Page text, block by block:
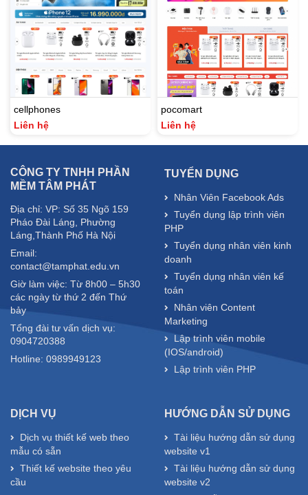
cellphones
Liên hệ
pocomart
Liên hệ
CÔNG TY TNHH PHẦN
MỀM TÂM PHÁT
Địa chỉ: VP: Số 35 Ngõ 159
Pháo Đài Láng, Phường
Láng,Thành Phố Hà Nội
Email:
contact@tamphat.edu.vn
Giờ làm việc: Từ 8h00 – 5h30
các ngày từ thứ 2 đến Thứ
bảy
Tổng đài tư vấn dịch vụ:
0904720388
Hotline: 0989949123
TUYỂN DỤNG
Nhân Viên Facebook Ads
Tuyển dụng lập trình viên
PHP
Tuyển dụng nhân viên kinh
doanh
Tuyển dụng nhân viên kế
toán
Nhân viên Content
Marketing
Lập trình viên mobile
(IOS/android)
Lập trình viên PHP
DỊCH VỤ
Dịch vụ thiết kế web theo
mẫu có sẵn
Thiết kế website theo yêu
cầu
HƯỚNG DẪN SỬ DỤNG
Tài liệu hướng dẫn sử dụng
website v1
Tài liệu hướng dẫn sử dụng
website v2